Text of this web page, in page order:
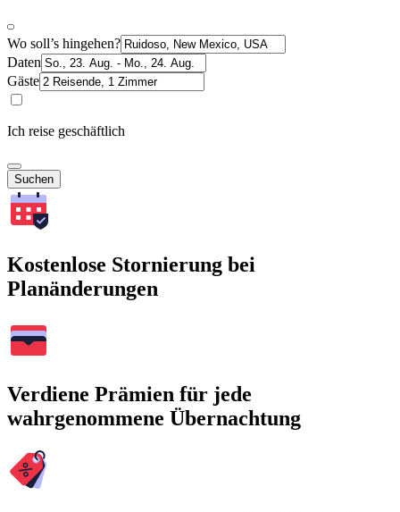
Wo soll’s hingehen?
Daten
Gäste
Ich reise geschäftlich
Suchen
Kostenlose Stornierung bei
Planänderungen
Verdiene Prämien für jede
wahrgenommene Übernachtung